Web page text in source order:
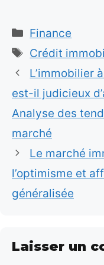
Catégories
Finance
Étiquettes
Crédit
L’immobilier
est-il judicieux
Analyse des
marché
Le marché
l’optimisme et
généralisée
Laisser un